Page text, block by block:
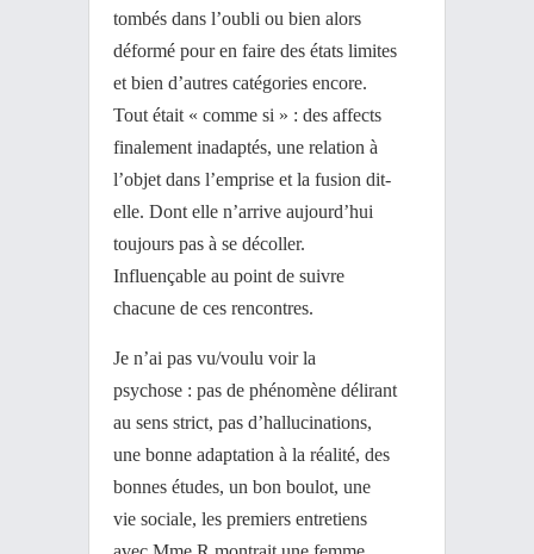
tombés dans l’oubli ou bien alors
déformé pour en faire des états limites
et bien d’autres catégories encore.
Tout était « comme si » : des affects
finalement inadaptés, une relation à
l’objet dans l’emprise et la fusion dit-
elle. Dont elle n’arrive aujourd’hui
toujours pas à se décoller.
Influençable au point de suivre
chacune de ces rencontres.
Je n’ai pas vu/voulu voir la
psychose : pas de phénomène délirant
au sens strict, pas d’hallucinations,
une bonne adaptation à la réalité, des
bonnes études, un bon boulot, une
vie sociale, les premiers entretiens